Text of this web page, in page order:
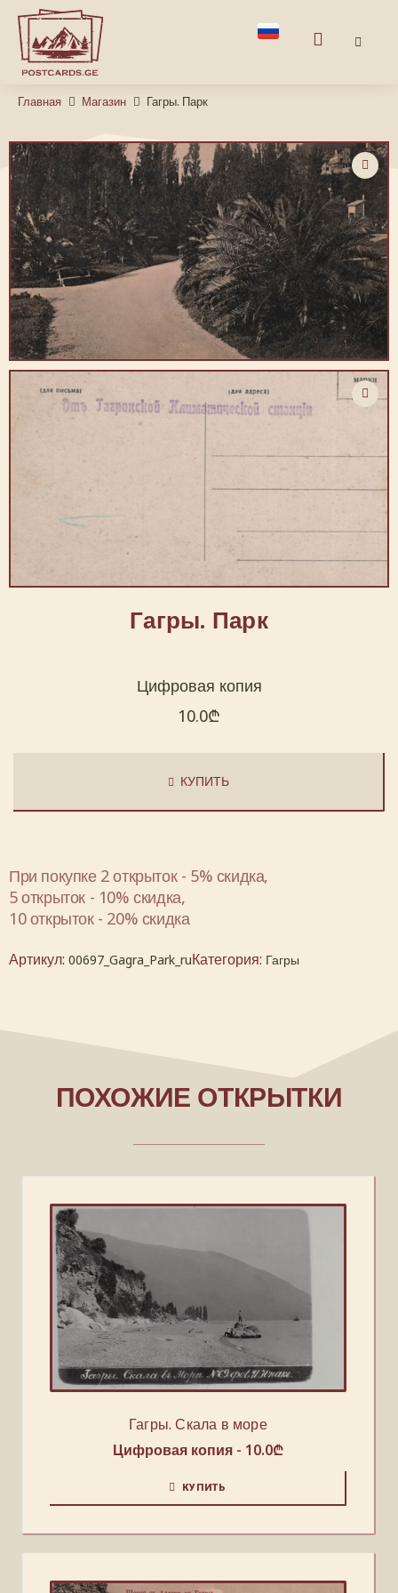
Главная Магазин Гагры. Парк
Гагры. Парк
Цифровая копия
10.0₾
КУПИТЬ
При покупке 2 открыток - 5% скидка,
5 открыток - 10% скидка,
10 открыток - 20% скидка
Артикул: 00697_Gagra_Park_ruКатегория: Гагры
ПОХОЖИЕ ОТКРЫТКИ
Гагры. Скала в море
Цифровая копия - 10.0₾
КУПИТЬ